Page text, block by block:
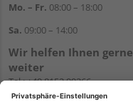
Mo. – Fr. 08:00 – 18:00
Sa. 09:00 – 14:00
Wir helfen Ihnen gerne
weiter
Tel.:+49 8152 99266
E-Mail:shop@schlecht.de